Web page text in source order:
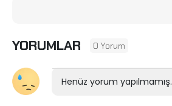
YORUMLAR 0 Yorum
Henüz yorum yapılmamış.